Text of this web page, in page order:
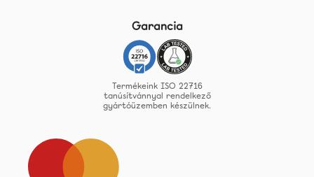
Garancia
Termékeink ISO 22716
tanúsítvánnyal rendelkező
gyártóüzemben készülnek.